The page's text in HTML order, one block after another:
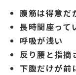
腹筋は得意だ
長時間座って
呼吸が浅い
反り腰と指摘
下腹だけが前